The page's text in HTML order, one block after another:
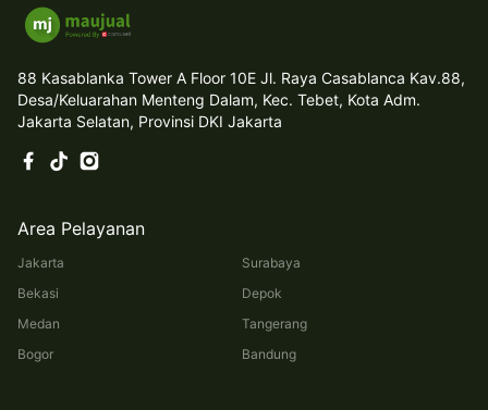
88 Kasablanka Tower A Floor 10E Jl. Raya Casablanca Kav.88,
Desa/Keluarahan Menteng Dalam, Kec. Tebet, Kota Adm.
Jakarta Selatan, Provinsi DKI Jakarta
Area Pelayanan
Jakarta
Bekasi
Medan
Bogor
Surabaya
Depok
Tangerang
Bandung